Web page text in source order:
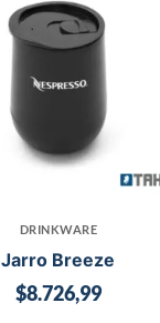
DRINKWARE
Jarro Breeze
$8.726,99